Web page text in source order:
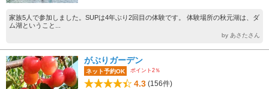
家族5人で参加しました。SUPは4年ぶり2回目の体験です。 体験場所の秋元湖は、ダ
ム湖ということ...
by あさたさん
がぶりガーデン
ネット予約OK ポイント2％
4.3 (156件)